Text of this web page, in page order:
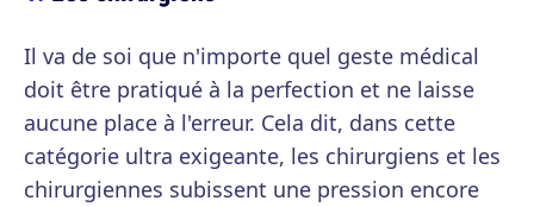
Il va de soi que n'importe quel geste médical
doit être pratiqué à la perfection et ne laisse
aucune place à l'erreur. Cela dit, dans cette
catégorie ultra exigeante, les chirurgiens et les
chirurgiennes subissent une pression encore